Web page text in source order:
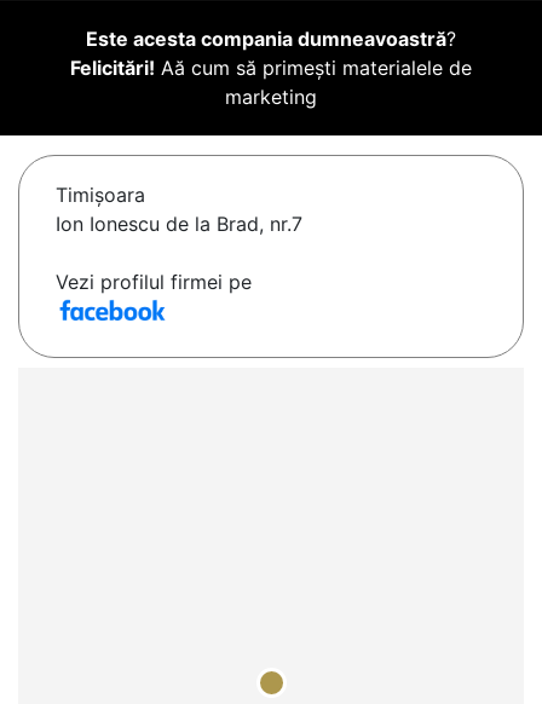
Este acesta compania dumneavoastră?
Felicitări! Aă cum să primești materialele de
marketing
Timişoara
Ion Ionescu de la Brad, nr.7
Vezi profilul firmei pe